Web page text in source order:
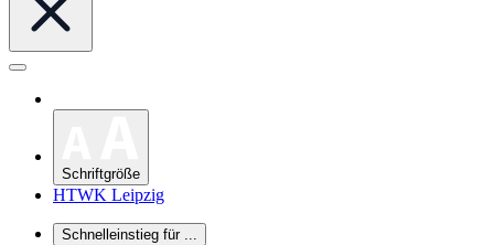
Schriftgröße
HTWK Leipzig
Schnelleinstieg für ...